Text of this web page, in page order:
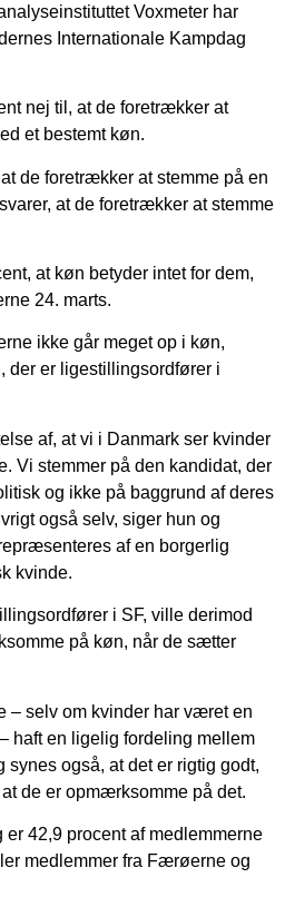
Voxmeter har
Internationale Kampdag
nej til, at de foretrækker at
et bestemt køn.
de foretrækker at stemme på en
at de foretrækker at stemme
at køn betyder intet for dem,
24. marts.
ikke går meget op i køn,
der er ligestillingsordfører i
af, at vi i Danmark ser kvinder
Vi stemmer på den kandidat, der
og ikke på baggrund af deres
også selv, siger hun og
af en borgerlig
kvinde.
i SF, ville derimod
på køn, når de sætter
– selv om kvinder har været en
haft en ligelig fordeling mellem
også, at det er rigtig godt,
de er opmærksomme på det.
er 42,9 procent af medlemmerne
medlemmer fra Færøerne og